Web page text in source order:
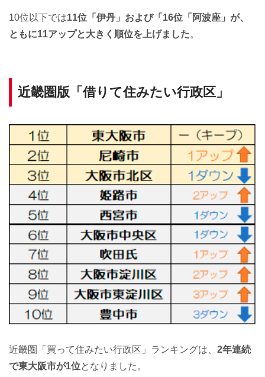
10位以下では11位「伊丹」および「16位「阿波座」が、
ともに11アップと大きく順位を上げました。
近畿圏版「借りて住みたい行政区」
近畿圏「買って住みたい行政区」ランキングは、 2年連続
で東大阪市が1位となりました。